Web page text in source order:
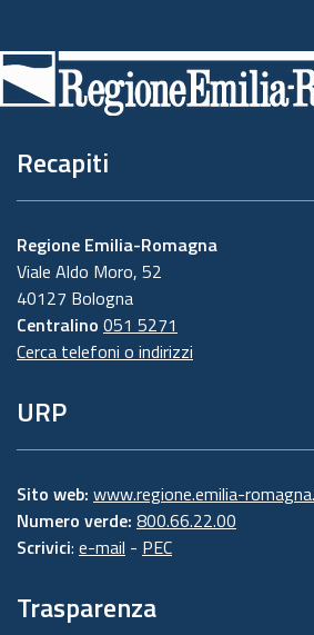
di
pagina
Recapiti
Regione Emilia-Romagna
Viale Aldo Moro, 52
40127 Bologna
Centralino 051 5271
Cerca telefoni o indirizzi
URP
Sito web: www.regione.emilia-
Numero verde: 800.66.22.00
Scrivici: e-mail - PEC
Trasparenza